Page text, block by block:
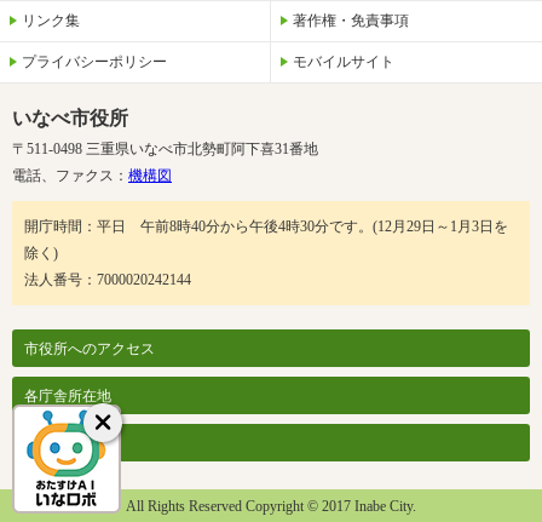
リンク集 著作権・免責事項
プライバシーポリシー モバイルサイト
いなべ市役所
〒511-0498 三重県いなべ市北勢町阿下喜31番地
電話、ファクス： 機構図
開庁時間：平日 午前8時40分から午後4時30分です。(12月29日～1月3日を
除く)
法人番号：7000020242144
市役所へのアクセス
各庁舎所在地
各課案内
All Rights Reserved Copyright © 2017 Inabe City.